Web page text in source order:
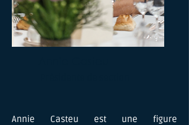
Annie Casteu est une figure